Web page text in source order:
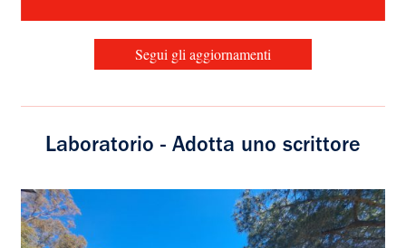
Segui gli aggiornamenti
Laboratorio - Adotta uno scrittore